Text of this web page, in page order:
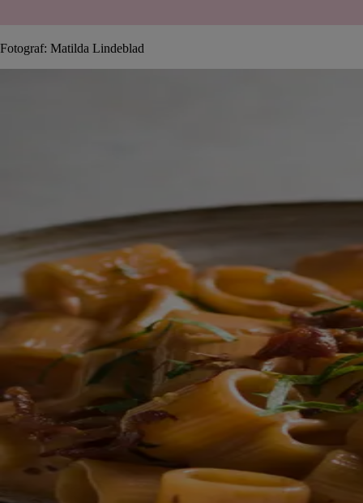
Fotograf: Matilda Lindeblad